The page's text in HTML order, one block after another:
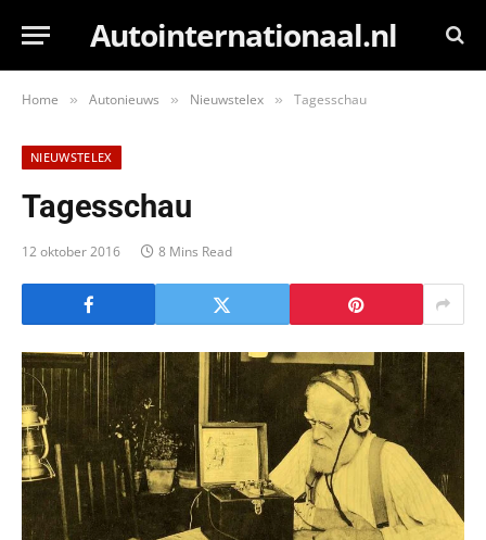
Autointernationaal.nl
Home » Autonieuws » Nieuwstelex » Tagesschau
NIEUWSTELEX
Tagesschau
12 oktober 2016 8 Mins Read